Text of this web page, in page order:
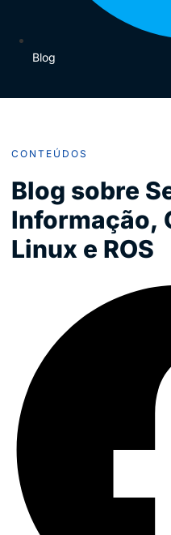
Blog
CONTEÚDOS
Blog sobre
Informação,
Linux e ROS